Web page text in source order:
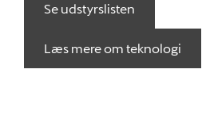
Se udstyrslisten
Læs mere om teknologi